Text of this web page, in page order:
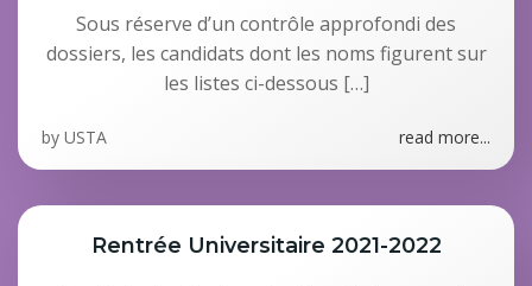
Sous réserve d’un contrôle approfondi des
dossiers, les candidats dont les noms figurent sur
les listes ci-dessous […]
by USTA read more...
Rentrée Universitaire 2021-2022